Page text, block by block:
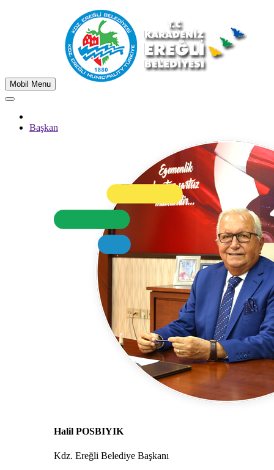
Mobil Menu
Başkan
Halil POSBIYIK
Kdz. Ereğli Belediye Başkanı